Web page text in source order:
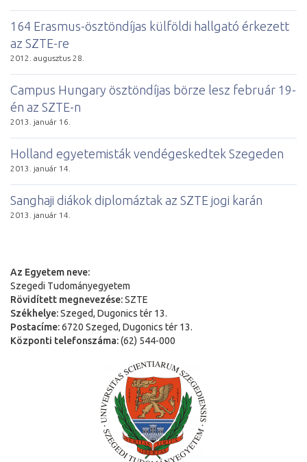
164 Erasmus-ösztöndíjas külföldi hallgató érkezett
az SZTE-re
2012. augusztus 28.
Campus Hungary ösztöndíjas börze lesz február 19-
én az SZTE-n
2013. január 16.
Holland egyetemisták vendégeskedtek Szegeden
2013. január 14.
Sanghaji diákok diplomáztak az SZTE jogi karán
2013. január 14.
Az Egyetem neve:
Szegedi Tudományegyetem
Rövidített megnevezése:SZTE
Székhelye:Szeged, Dugonics tér 13.
Postacíme:6720 Szeged, Dugonics tér 13.
Központi telefonszáma:(62) 544-000